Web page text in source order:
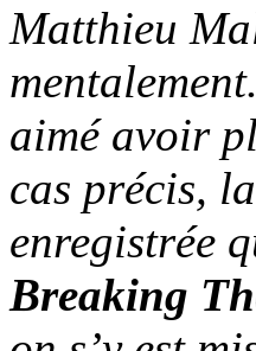
Matthieu
aimé avoir
cas précis,
enregistrée
Breaking